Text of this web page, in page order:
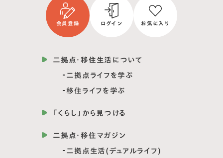
会員登録 ログイン お気に入り
二拠点・移住生活について
二拠点ライフを学ぶ
移住ライフを学ぶ
「くらし」から見つける
二拠点・移住マガジン
二拠点生活(デュアルライフ)